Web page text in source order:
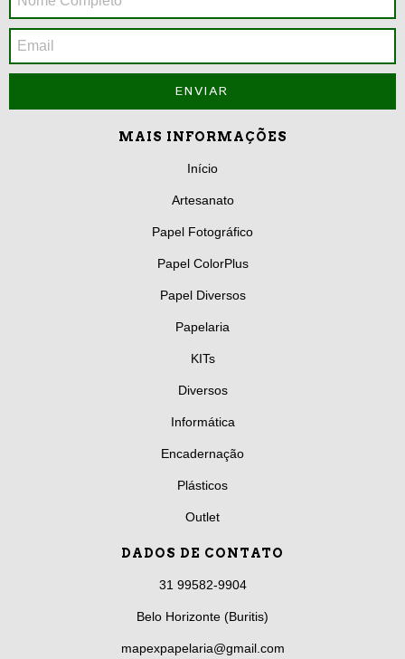
MAIS INFORMAÇÕES
Início
Artesanato
Papel Fotográfico
Papel ColorPlus
Papel Diversos
Papelaria
KITs
Diversos
Informática
Encadernação
Plásticos
Outlet
DADOS DE CONTATO
31 99582-9904
Belo Horizonte (Buritis)
mapexpapelaria@gmail.com